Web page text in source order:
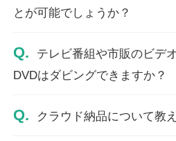
とが可能でしょうか？
Q.
テレビ番組や市販のビデ
DVDはダビングできますか？
Q. クラウド納品について教